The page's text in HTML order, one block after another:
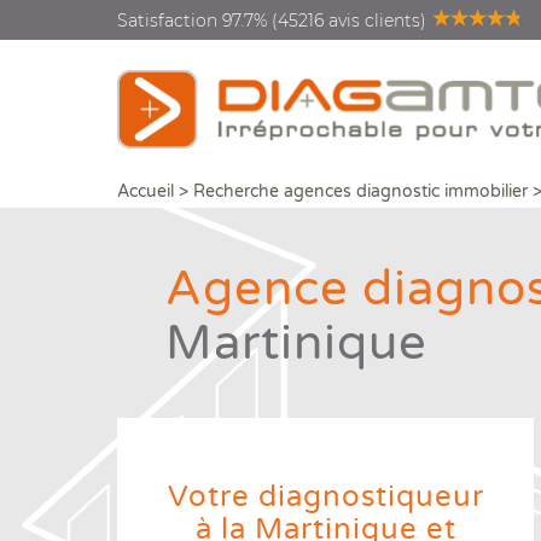
Satisfaction 97.7% (45216 avis clients)
Diagnostics vente location
Diagnostics copropriété
Accueil > Recherche agences diagnostic immobilier>
Agence
Martinique
Votre diagnostiqueur
à la Martinique et